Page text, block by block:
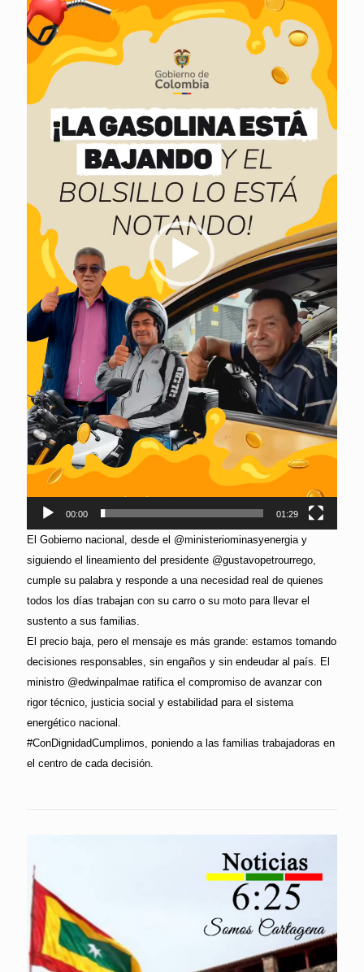
de
vídeo
00:00 01:29
El Gobierno nacional, desde el @ministeriominasyenergia y
siguiendo el lineamiento del presidente @gustavopetrourrego,
cumple su palabra y responde a una necesidad real de quienes
todos los días trabajan con su carro o su moto para llevar el
sustento a sus familias.
El precio baja, pero el mensaje es más grande: estamos tomando
decisiones responsables, sin engaños y sin endeudar al país. El
ministro @edwinpalmae ratifica el compromiso de avanzar con
rigor técnico, justicia social y estabilidad para el sistema
energético nacional.
#ConDignidadCumplimos, poniendo a las familias trabajadoras en
el centro de cada decisión.